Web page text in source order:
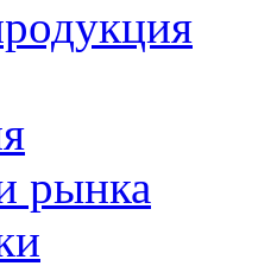
рынка